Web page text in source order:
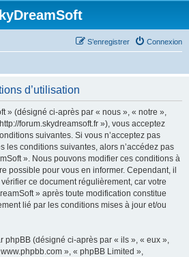
Connexion
S’enregistrer
d’utilisation
» (désigné ci-après par « nous », « notre »,
forum.skydreamsoft.fr »), vous acceptez
suivantes. Si vous n’acceptez pas
les conditions suivantes, alors n’accédez pas
». Nous pouvons modifier ces conditions à
possible pour vous en informer. Cependant, il
ce document régulièrement, car votre
» après toute modification constitue
lié par les conditions mises à jour et/ou
phpBB (désigné ci-après par « ils », « eux »,
», « phpBB Limited »,